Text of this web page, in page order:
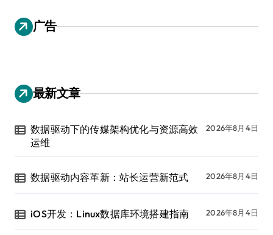
广告
最新文章
数据驱动下的传媒架构优化与资源高效
运维
2026年8月4日
数据驱动内容革新：站长运营新范式 2026年8月4日
iOS开发：Linux数据库环境搭建指南 2026年8月4日